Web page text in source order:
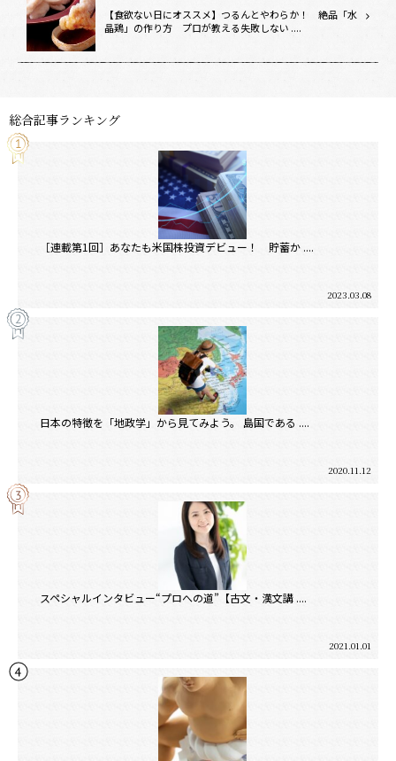
【食欲ない日にオススメ】つるんとやわらか！ 絶品「水
晶鶏」の作り方 プロが教える失敗しない ....
総合記事ランキング
［連載第1回］あなたも米国株投資デビュー！ 貯蓄か ....
2023.03.08
日本の特徴を「地政学」から見てみよう。 島国である ....
2020.11.12
スペシャルインタビュー“プロへの道”【古文・漢文講 ....
2021.01.01